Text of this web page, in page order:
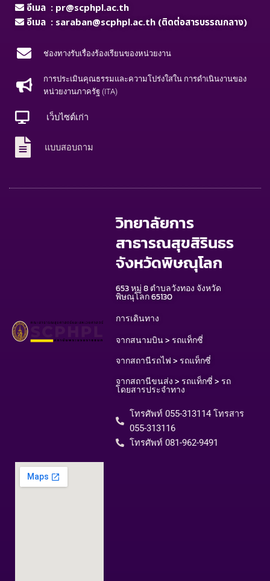
อีเมล : pr@scphpl.ac.th
อีเมล : saraban@scphpl.ac.th (ติดต่อสารบรรณกลาง)
ช่องทางรับเรื่องร้องเรียนของหน่วยงาน
การประเมินคุณธรรมและความโปร่งใสใน การดำเนินงานของ
หน่วยงานภาครัฐ (ITA)
เว็บไซต์เก่า
แบบสอบถาม
วิทยาลัยการ
สาธารณสุขสิรินธร
จังหวัดพิษณุโลก
653 หมู่ 8 ตำบลวังทอง จังหวัด
พิษณุโลก 65130
การเดินทาง
จากสนามบิน > รถแท็กซี่
จากสถานีรถไฟ > รถแท็กซี่
จากสถานีขนส่ง > รถแท็กซี่ > รถ
โดยสารประจำทาง
โทรศัพท์ 055-313114 โทรสาร
055-313116​
โทรศัพท์ 081-962-9491